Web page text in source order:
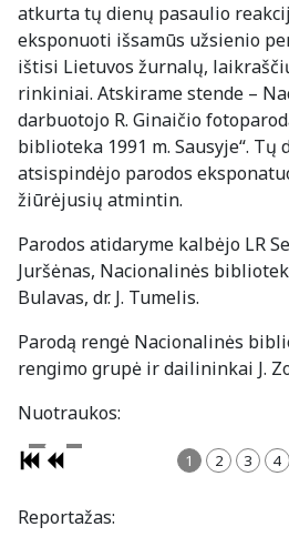
atkurta tų dienų pasaulio
eksponuoti išsamūs užsienio
ištisi Lietuvos žurnalų,
rinkiniai. Atskirame stende –
darbuotojo R. Ginaičio
biblioteka 1991 m. Sausyje“. Tų
atsispindėjo parodos
žiūrėjusių atmintin.
Parodos atidaryme kalbėjo LR
Juršėnas, Nacionalinės
Bulavas, dr. J. Tumelis.
Parodą rengė Nacionalinės
rengimo grupė ir dailininkai J.
Nuotraukos:
1 2 3 4
Reportažas: